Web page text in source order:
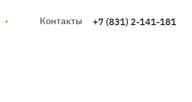
Контакты +7 (831) 2-141-181